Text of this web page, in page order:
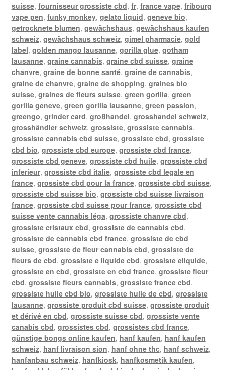
suisse, fournisseur grossiste cbd, fr, france vape, fribourg
vape pen, funky monkey, gelato liquid, geneve bio,
getrocknete blumen, gewächshaus, gewächshaus kaufen
schweiz, gewächshaus schweiz, gimel pharmacie, gold
label, golden mango lausanne, gorilla glue, gotham
lausanne, graine cannabis, graine cbd suisse, graine
chanvre, graine de bonne santé, graine de cannabis,
graine de chanvre, graine de shopping, graines bio
suisse, graines de fleurs suisse, green gorilla, green
gorilla geneve, green gorilla lausanne, green passion,
greengo, grinder card, großhandel, grosshandel schweiz,
grosshändler schweiz, grossiste, grossiste cannabis,
grossiste cannabis cbd suisse, grossiste cbd, grossiste
cbd bio, grossiste cbd europe, grossiste cbd france,
grossiste cbd geneve, grossiste cbd huile, grossiste cbd
inferieur, grossiste cbd italie, grossiste cbd legale en
france, grossiste cbd pour la france, grossiste cbd suisse,
grossiste cbd suisse bio, grossiste cbd suisse livraison
france, grossiste cbd suisse pour france, grossiste cbd
suisse vente cannabis léga, grossiste chanvre cbd,
grossiste cristaux cbd, grossiste de cannabis cbd,
grossiste de cannabis cbd france, grossiste de cbd
suisse, grossiste de fleur cannabis cbd, grossiste de
fleurs de cbd, grossiste e liquide cbd, grossiste eliquide,
grossiste en cbd, grossiste en cbd france, grossiste fleur
cbd, grossiste fleurs cannabis, grossiste france cbd,
grossiste huile cbd bio, grossiste huile de cbd, grossiste
lausanne, grossiste produit cbd suisse, grossiste produit
et dérivé en cbd, grossiste suisse cbd, grossiste vente
canabis cbd, grossistes cbd, grossistes cbd france,
günstige bongs online kaufen, hanf kaufen, hanf kaufen
schweiz, hanf livraison sion, hanf ohne thc, hanf schweiz,
hanfanbau schweiz, hanfkiosk, hanfkosmetik kaufen,